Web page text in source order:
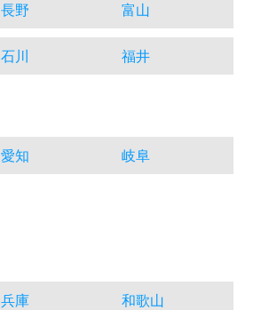
長野 富山
石川 福井
愛知 岐阜
兵庫 和歌山